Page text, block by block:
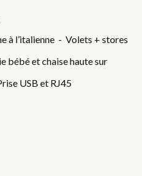
à l’italienne - Volets + stores
bébé et chaise haute sur
USB et RJ45